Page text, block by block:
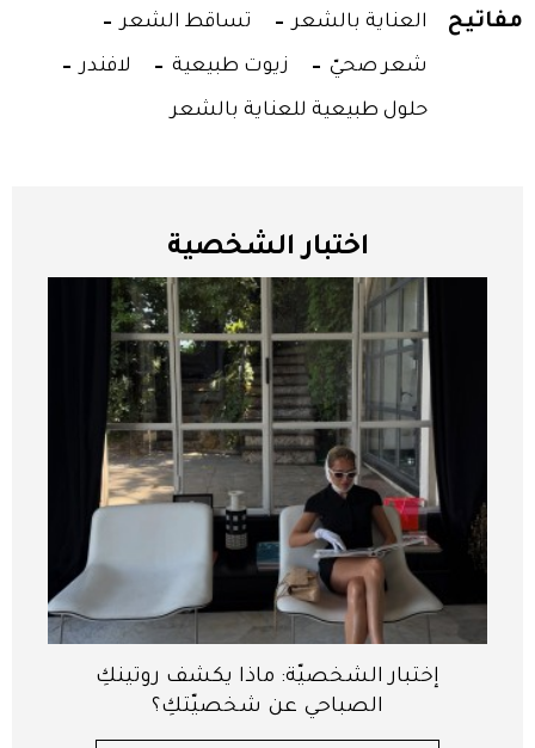
مفاتيح العناية بالشعر
تساقط الشعر
شعر صحيّ
زيوت طبيعية
لافندر
حلول طبيعية للعناية بالشعر
اختبار الشخصية
إختبار الشخصيّة: ماذا يكشف روتينكِ
الصباحي عن شخصيّتكِ؟